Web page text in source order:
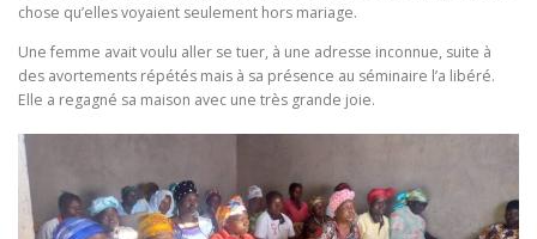
chose qu’elles voyaient seulement hors mariage.
Une femme avait voulu aller se tuer, à une adresse inconnue, suite à
des avortements répétés mais à sa présence au séminaire l’a libéré.
Elle a regagné sa maison avec une très grande joie.